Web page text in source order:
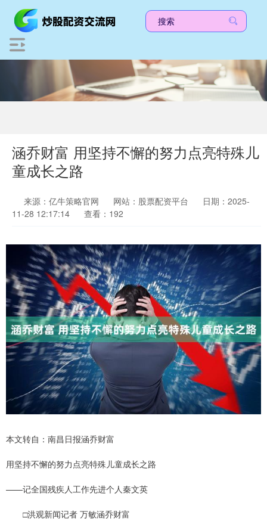
涵乔财富 用坚持不懈的努力点亮特殊儿
童成长之路
来源：亿牛策略官网 网站：股票配资平台
日期：2025-
11-28 12:17:14
查看：192
本文转自：南昌日报涵乔财富
用坚持不懈的努力点亮特殊儿童成长之路
——记全国残疾人工作先进个人秦文英
□洪观新闻记者 万敏涵乔财富